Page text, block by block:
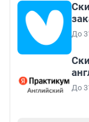
До
До